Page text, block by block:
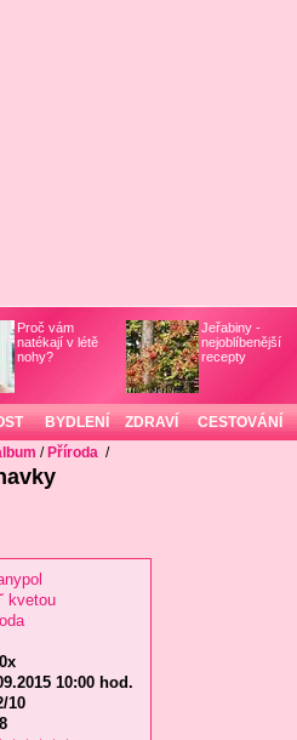
Proč vám
natékají v létě
nohy?
Jeřabiny -
nejoblíbenější
recepty
BYDLENÍ ZDRAVÍ CESTOVÁNÍ
/ Příroda /
kvetou
10:00 hod.
10